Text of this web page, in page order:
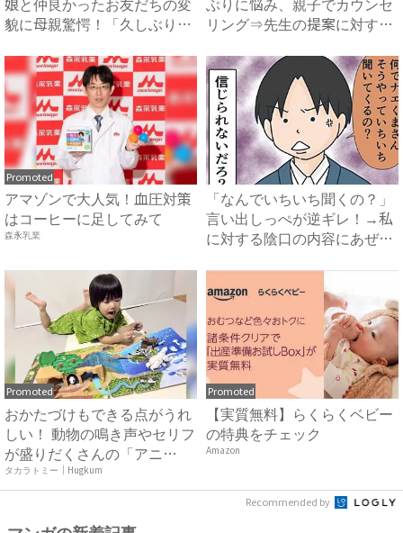
貌に母親驚愕！「久しぶりに
リング⇒先生の提案に対する
Promoted
アマゾンで大人気！血圧対策
はコーヒーに足してみて
森永乳業
「なんでいちいち聞くの？」
言い出しっぺが逆ギレ！→私
に対する陰口の内容にあぜ
Promoted
おかたづけもできる点がうれ
しい！ 動物の鳴き声やセリフ
が盛りだくさんの「アニ
ア ...
タカラトミー｜Hugkum
Promoted
【実質無料】らくらくベビー
の特典をチェック
Amazon
Recommended by